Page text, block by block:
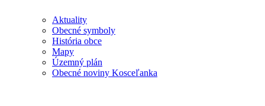
Aktuality
Obecné symboly
História obce
Mapy
Územný plán
Obecné noviny Kosceľanka